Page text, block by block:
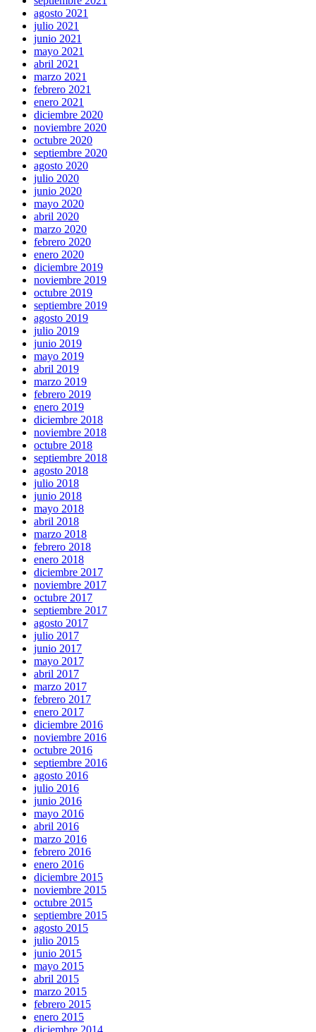
agosto 2021
julio 2021
junio 2021
mayo 2021
abril 2021
marzo 2021
febrero 2021
enero 2021
diciembre 2020
noviembre 2020
octubre 2020
septiembre 2020
agosto 2020
julio 2020
junio 2020
mayo 2020
abril 2020
marzo 2020
febrero 2020
enero 2020
diciembre 2019
noviembre 2019
octubre 2019
septiembre 2019
agosto 2019
julio 2019
junio 2019
mayo 2019
abril 2019
marzo 2019
febrero 2019
enero 2019
diciembre 2018
noviembre 2018
octubre 2018
septiembre 2018
agosto 2018
julio 2018
junio 2018
mayo 2018
abril 2018
marzo 2018
febrero 2018
enero 2018
diciembre 2017
noviembre 2017
octubre 2017
septiembre 2017
agosto 2017
julio 2017
junio 2017
mayo 2017
abril 2017
marzo 2017
febrero 2017
enero 2017
diciembre 2016
noviembre 2016
octubre 2016
septiembre 2016
agosto 2016
julio 2016
junio 2016
mayo 2016
abril 2016
marzo 2016
febrero 2016
enero 2016
diciembre 2015
noviembre 2015
octubre 2015
septiembre 2015
agosto 2015
julio 2015
junio 2015
mayo 2015
abril 2015
marzo 2015
febrero 2015
enero 2015